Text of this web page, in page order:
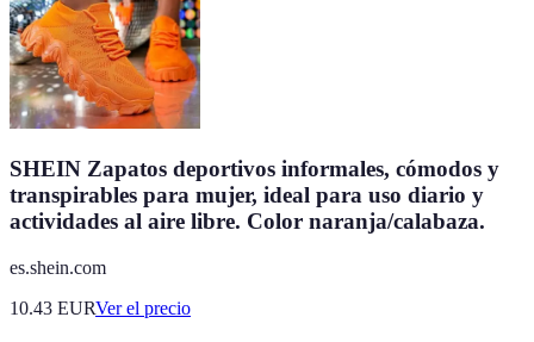
SHEIN Zapatos deportivos informales, cómodos y
transpirables para mujer, ideal para uso diario y
actividades al aire libre. Color naranja/calabaza.
es.shein.com
10.43 EURVer el precio